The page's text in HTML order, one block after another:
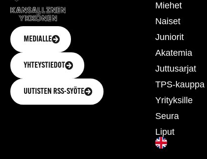
MEDIALLE
YHTEYSTIEDOT
UUTISTEN RSS-SYÖTE
Miehet
Naiset
Juniorit
Akatemia
Juttusarjat
TPS-kauppa
Yrityksille
Seura
Liput